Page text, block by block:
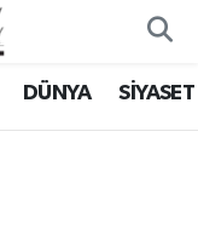
DÜNYA SİYASET